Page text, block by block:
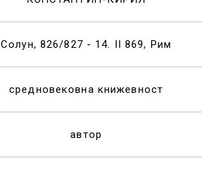
Солун, 826/827 - 14. II 869, Рим
средновековна книжевност
автор